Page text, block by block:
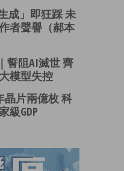
成」即狂踩 未
者聲譽（郝本
誓阻AI滅世 齊
模型失控
晶片兩億枚 科
級GDP